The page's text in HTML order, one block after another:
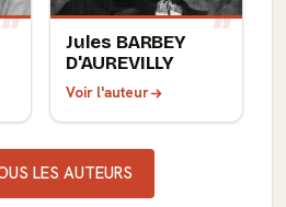
Jules BARBEY
D'AUREVILLY
Voir l'auteur
LES AUTEURS